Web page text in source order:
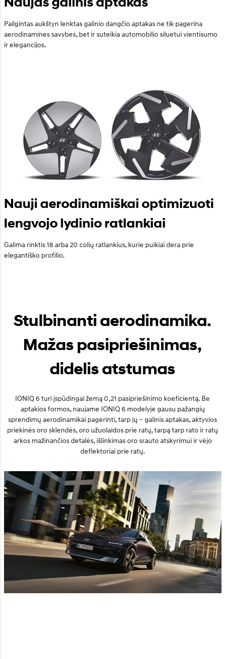
Pailgintas aukštyn lenktas galinio dangčio aptakas ne tik pagerina
aerodinamines savybes, bet ir suteikia automobilio siluetui vientisumo
ir elegancijos.
Nauji aerodinamiškai optimizuoti
lengvojo lydinio ratlankiai
Galima rinktis 18 arba 20 colių ratlankius, kurie puikiai dera prie
elegantiško profilio.
Stulbinanti aerodinamika.
Mažas pasipriešinimas,
didelis atstumas
IONIQ 6 turi įspūdingai žemą 0,21 pasipriešinimo koeficientą. Be
aptakios formos, naujame IONIQ 6 modelyje gausu pažangių
sprendimų aerodinamikai pagerinti, tarp jų – galinis aptakas, aktyvios
priekinės oro sklendės, oro užuolaidos prie ratų, tarpą tarp rato ir ratų
arkos mažinančios detalės, išlinkimas oro srauto atskyrimui ir vėjo
deflektoriai prie ratų.